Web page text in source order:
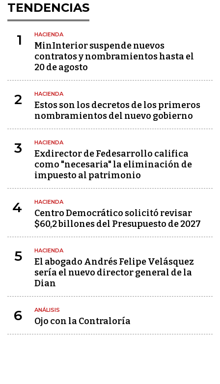
TENDENCIAS
1 HACIENDA
MinInterior suspende nuevos
contratos y nombramientos hasta el
20 de agosto
2 HACIENDA
Estos son los decretos de los primeros
nombramientos del nuevo gobierno
3 HACIENDA
Exdirector de Fedesarrollo califica
como "necesaria" la eliminación de
impuesto al patrimonio
4 HACIENDA
Centro Democrático solicitó revisar
$60,2 billones del Presupuesto de 2027
5 HACIENDA
El abogado Andrés Felipe Velásquez
sería el nuevo director general de la
Dian
6 ANÁLISIS
Ojo con la Contraloría